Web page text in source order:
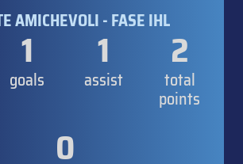
AMICHEVOLI - FASE IHL
1
goals
1
assist
2
total
points
0